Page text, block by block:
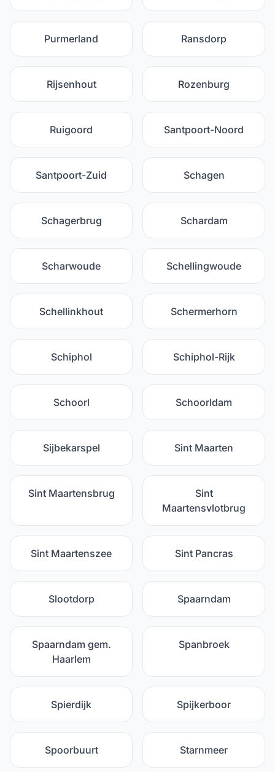
Purmerland Ransdorp
Rijsenhout Rozenburg
Ruigoord Santpoort-Noord
Santpoort-Zuid Schagen
Schagerbrug Schardam
Scharwoude Schellingwoude
Schellinkhout Schermerhorn
Schiphol Schiphol-Rijk
Schoorl Schoorldam
Sijbekarspel Sint Maarten
Sint Maartensbrug
Sint
Maartensvlotbrug
Sint Maartenszee Sint Pancras
Slootdorp Spaarndam
Spaarndam gem.
Haarlem
Spanbroek
Spierdijk Spijkerboor
Spoorbuurt Starnmeer